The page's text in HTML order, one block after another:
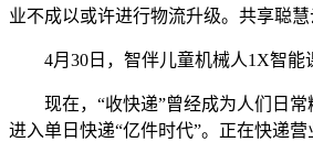
业不成以或许进行物流升级。共享聪
4月30日，智伴儿童机械人1X智能课
现在，“收快递”曾经成为人们日常
进入单日快递“亿件时代”。正在快递